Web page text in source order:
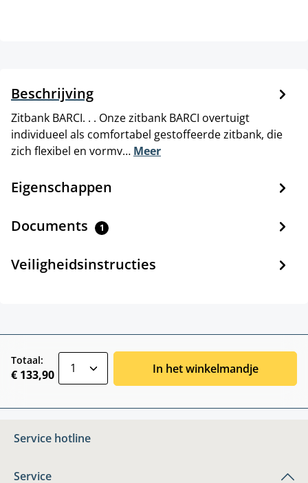
Beschrijving
Zitbank BARCI. . . Onze zitbank BARCI overtuigt
individueel als comfortabel gestoffeerde zitbank, die
zich flexibel en vormv… Meer
Eigenschappen
Documents 1
Veiligheidsinstructies
Totaal:
€ 133,90 In het winkelmandje
Service hotline
Service